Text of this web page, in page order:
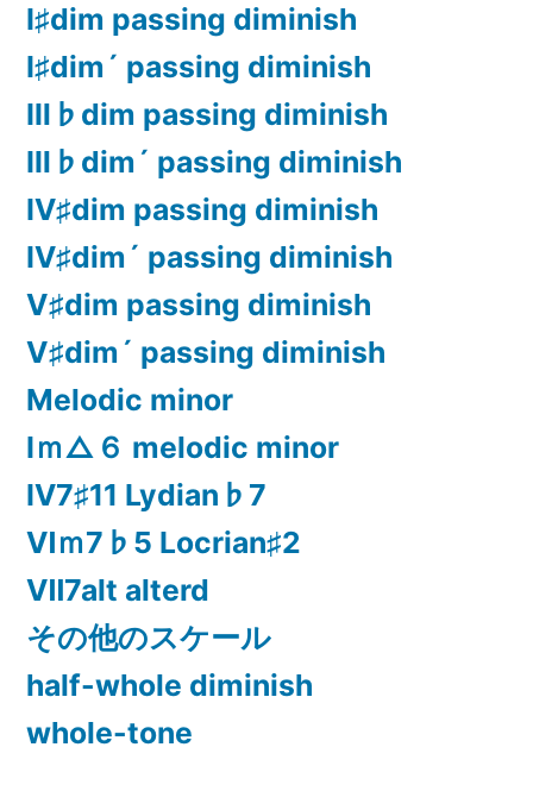
Ⅰ♯dim passing diminish
Ⅰ♯dim´ passing diminish
Ⅲ♭dim passing diminish
Ⅲ♭dim´ passing diminish
Ⅳ♯dim passing diminish
Ⅳ♯dim´ passing diminish
Ⅴ♯dim passing diminish
Ⅴ♯dim´ passing diminish
Melodic minor
Ⅰｍ△６ melodic minor
Ⅳ7♯11 Lydian♭7
Ⅵｍ7♭5 Locrian♯2
Ⅶ7alt alterd
その他のスケール
half-whole diminish
whole-tone